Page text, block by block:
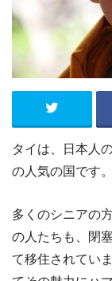
タイは、日本人
の人気の国です。
多くのシニアの
の人たちも、閉
て移住されてい